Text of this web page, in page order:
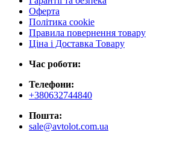
Оферта
Політика cookie
Правила повернення товару
Ціна і Доставка Товару
Час роботи:
Телефони:
+380632744840
Пошта:
sale@avtolot.com.ua